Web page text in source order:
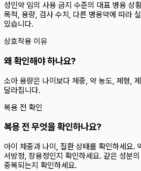
성인약 임의 사용 금지 수준의 대표 병용 상
목적, 용량, 검사 수치, 다른 병용약에 따라
있습니다.
상호작용 이유
왜 확인해야 하나요?
소아 용량은 나이보다 체중, 약 농도, 제형,
달라집니다.
복용 전 확인
복용 전 무엇을 확인하나요?
아이 체중과 나이, 질환 상태를 확인하세요.
서방정, 장용정인지 확인하세요. 같은 성분
중복되는지 확인하세요.